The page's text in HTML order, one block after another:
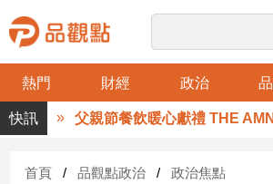
熱門 財經 政治
品
觀
財
父親節餐飲暖心獻禮 THE AMNIS
首頁 品觀點政治 政治焦點